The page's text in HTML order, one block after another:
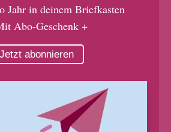
Jahr in deinem Briefkasten
Abo-Geschenk +
Jetzt abonnieren